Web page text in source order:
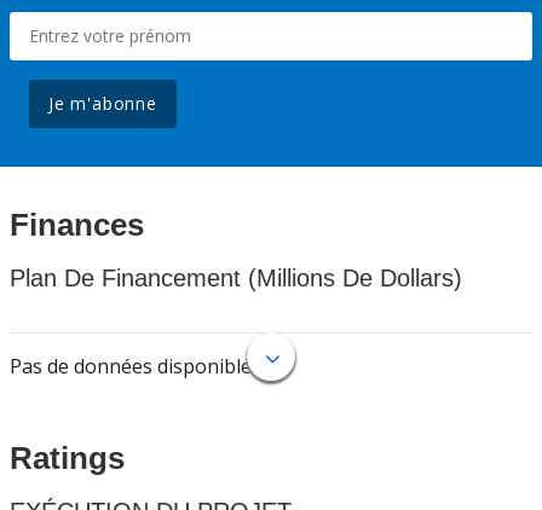
Je m'abonne
Finances
Plan De Financement (Millions De Dollars)
Pas de données disponibles.
Ratings